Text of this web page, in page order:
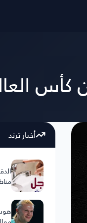
أخبار ترند